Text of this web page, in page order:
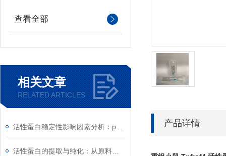
查看全部
相关文章
RELATED ARTICLES
产品详情